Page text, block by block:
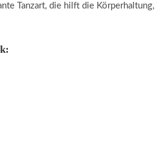
Tanzart, die hilft die Körperhaltung,